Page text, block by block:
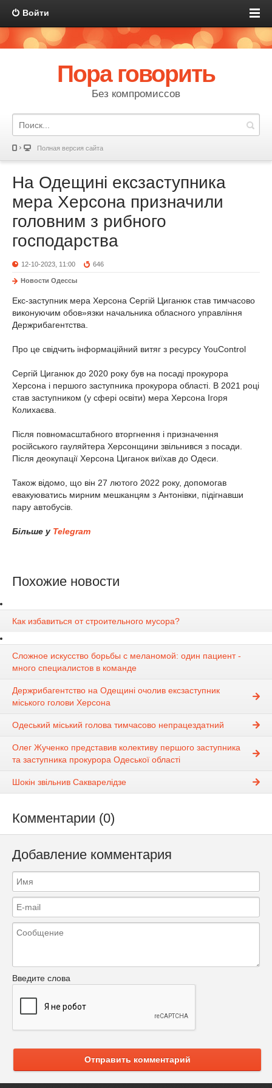
Войти
Пора говорить
Без компромиссов
Полная версия сайта
На Одещині ексзаступника
мера Херсона призначили
головним з рибного
господарства
12-10-2023, 11:00 646
Новости Одессы
Екс-заступник мера Херсона Сергій Циганюк став тимчасово
виконуючим обов»язки начальника обласного управління
Держрибагентства.
Про це свідчить інформаційний витяг з ресурсу YouControl
Сергій Циганюк до 2020 року був на посаді прокурора
Херсона і першого заступника прокурора області. В 2021 році
став заступником (у сфері освіти) мера Херсона Ігоря
Колихаєва.
Після повномасштабного вторгнення і призначення
російського гауляйтера Херсонщини звільнився з посади.
Після деокупації Херсона Циганок виїхав до Одеси.
Також відомо, що він 27 лютого 2022 року, допомогав
евакуюватись мирним мешканцям з Антонівки, підігнавши
пару автобусів.
Більше у Telegram
Похожие новости
Как избавиться от строительного мусора?
Сложное искусство борьбы с меланомой: один пациент -
много специалистов в команде
Держрибагентство на Одещині очолив ексзаступник
міського голови Херсона
Одеський міський голова тимчасово непрацездатний
Олег Жученко представив колективу першого заступника
та заступника прокурора Одеської області
Шокін звільнив Сакварелідзе
Комментарии (0)
Добавление комментария
Введите слова
Отправить комментарий